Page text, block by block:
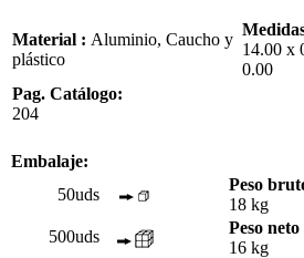
Material : Aluminio, Caucho y
plástico
14.00 x
0.00
Pag. Catálogo:
204
Embalaje:
50uds
Peso
18 kg
500uds
Peso
16 kg